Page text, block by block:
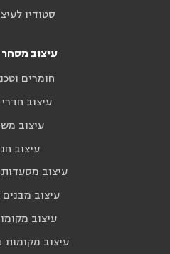
סטודיו
עיצוב
חומרים
עיצוב
עיצוב
עיצוב
עיצוב
עיצוב מבנים
עיצוב
עיצוב מקומות